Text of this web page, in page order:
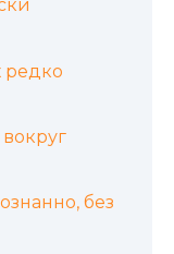
редко
без